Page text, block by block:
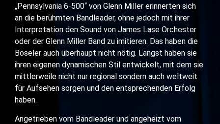
„Pennsylvania 6-500“ von Glenn Miller erinnerten sich
an die berühmten Bandleader, ohne jedoch mit ihrer
Interpretation den Sound von James Lase Orchester
oder der Glenn Miller Band zu imitieren. Das haben die
Böseler auch überhaupt nicht nötig. Längst haben sie
ihren eigenen dynamischen Stil entwickelt, mit dem sie
mittlerweile nicht nur regional sondern auch weltweit
für Aufsehen sorgen und den entsprechenden Erfolg
haben.
Angetrieben vom Bandleader und angeheizt vom